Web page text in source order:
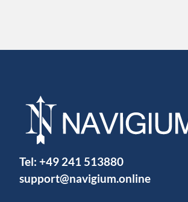
Tel: +49 241 513880
support@navigium.online